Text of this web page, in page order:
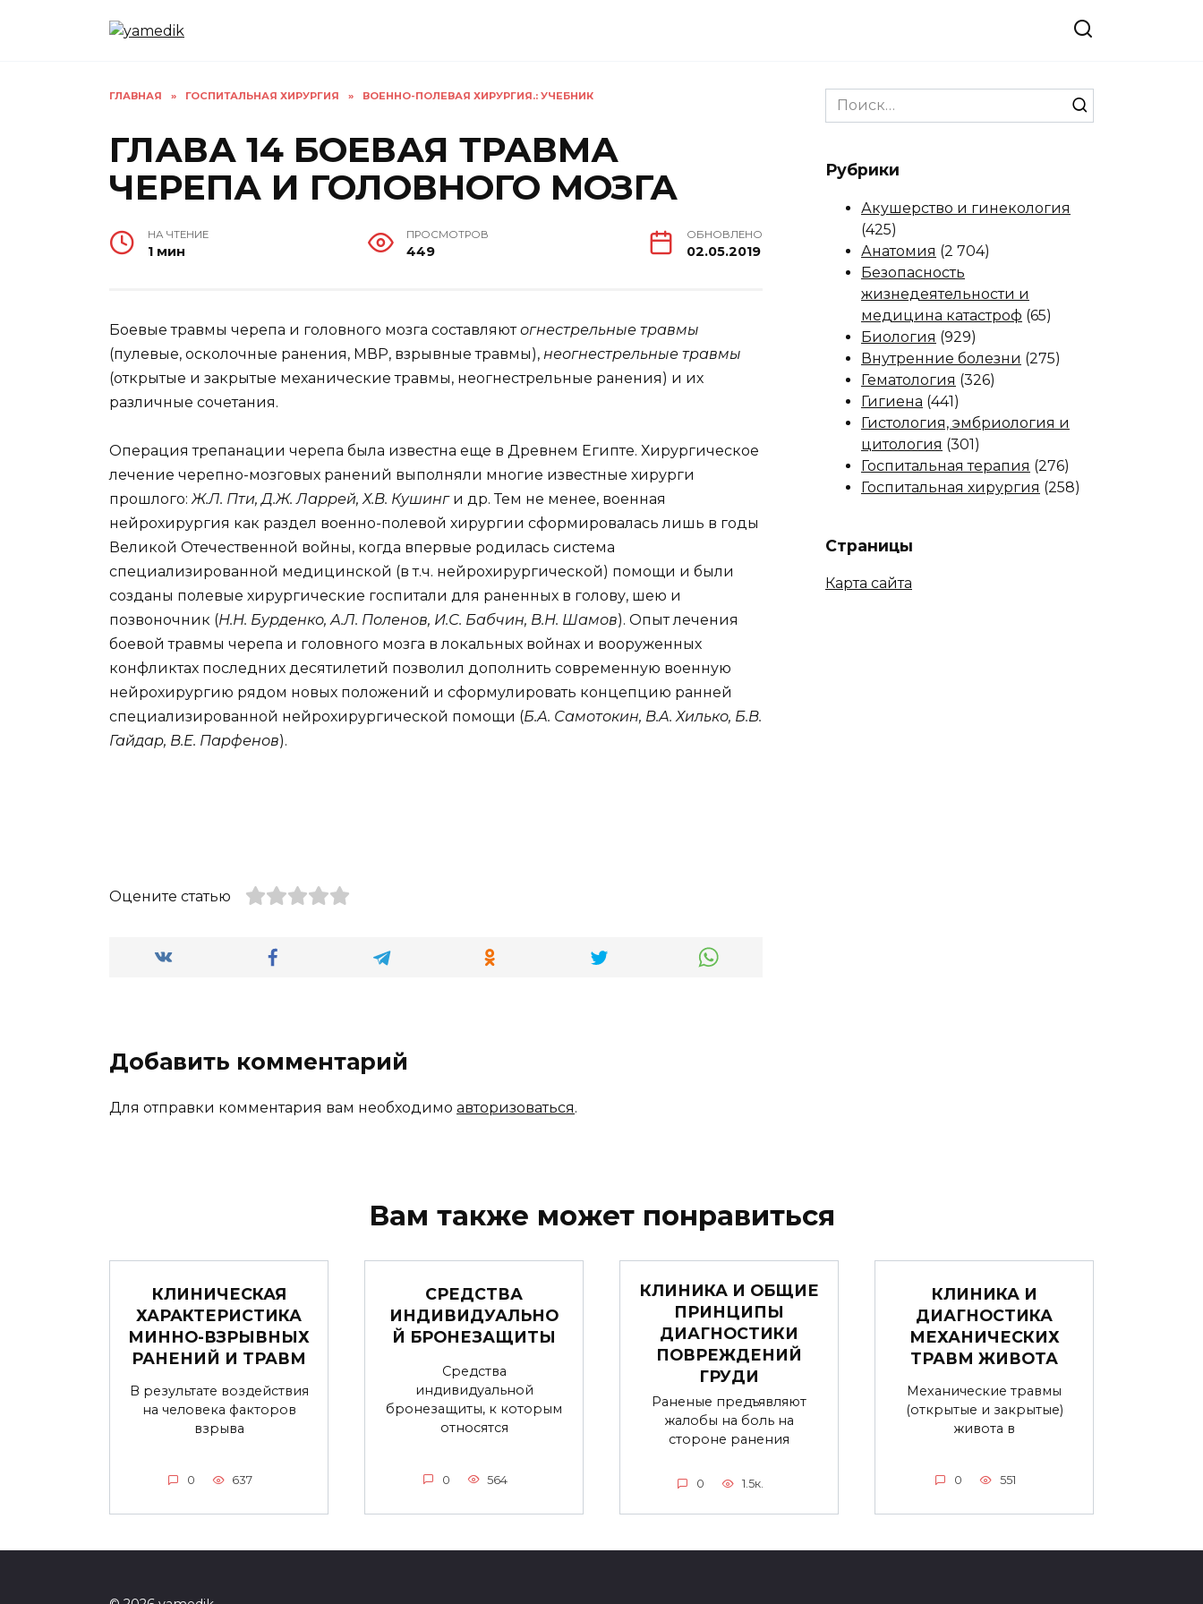
ГЛАВНАЯ » ГОСПИТАЛЬНАЯ ХИРУРГИЯ » ВОЕННО-ПОЛЕВАЯ ХИРУРГИЯ.: УЧЕБНИК
ГЛАВА 14 БОЕВАЯ ТРАВМА
ЧЕРЕПА И ГОЛОВНОГО МОЗГА
НА ЧТЕНИЕ
1 мин
ПРОСМОТРОВ
449
ОБНОВЛЕНО
02.05.2019
Боевые травмы черепа и головного мозга составляютогнестрельные травмы
(пулевые, осколочные ранения, МВР, взрывные травмы), неогнестрельные травмы
(открытые и закрытые механические травмы, неогнестрельные ранения) и их
различные сочетания.
Операция трепанации черепа была известна еще в Древнем Египте. Хирургическое
лечение черепно-мозговых ранений выполняли многие известные хирурги
прошлого:Ж.Л. Пти, Д.Ж. Ларрей, Х.В. Кушинг и др. Тем не менее, военная
нейрохирургия как раздел военно-полевой хирургии сформировалась лишь в годы
Великой Отечественной войны, когда впервые родилась система
специализированной медицинской (в т.ч. нейрохирургической) помощи и были
созданы полевые хирургические госпитали для раненных в голову, шею и
позвоночник (Н.Н. Бурденко, А.Л. Поленов, И.С. Бабчин, В.Н. Шамов). Опыт лечения
боевой травмы черепа и головного мозга в локальных войнах и вооруженных
конфликтах последних десятилетий позволил дополнить современную военную
нейрохирургию рядом новых положений и сформулировать концепцию ранней
специализированной нейрохирургической помощи (Б.А. Самотокин, В.А. Хилько, Б.В.
Гайдар, В.Е. Парфенов).
Оцените статью
Добавить комментарий
Для отправки комментария вам необходимо авторизоваться.
Search
for:
Рубрики
Акушерство и гинекология
(425)
Анатомия (2 704)
Безопасность
жизнедеятельности и
медицина катастроф (65)
Биология (929)
Внутренние болезни (275)
Гематология (326)
Гигиена (441)
Гистология, эмбриология и
цитология (301)
Госпитальная терапия (276)
Госпитальная хирургия (258)
Страницы
Карта сайта
Вам также может понравиться
КЛИНИЧЕСКАЯ
ХАРАКТЕРИСТИКА
МИННО-ВЗРЫВНЫХ
РАНЕНИЙ И ТРАВМ
В результате воздействия
на человека факторов
взрыва
0 637
СРЕДСТВА
ИНДИВИДУАЛЬНО
Й БРОНЕЗАЩИТЫ
Средства
индивидуальной
бронезащиты, к которым
относятся
0 564
КЛИНИКА И ОБЩИЕ
ПРИНЦИПЫ
ДИАГНОСТИКИ
ПОВРЕЖДЕНИЙ
ГРУДИ
Раненые предъявляют
жалобы на боль на
стороне ранения
0 1.5к.
КЛИНИКА И
ДИАГНОСТИКА
МЕХАНИЧЕСКИХ
ТРАВМ ЖИВОТА
Механические травмы
(открытые и закрытые)
живота в
0 551